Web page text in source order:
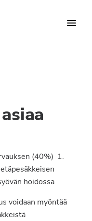
(40%) 1.
hoidossa
voidaan myöntää